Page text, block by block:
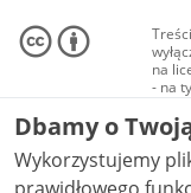
na
- na
audio
NC-
Dbamy o
Wykorzystujemy